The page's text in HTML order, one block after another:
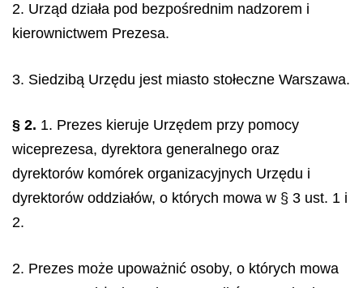
2. Urząd działa pod bezpośrednim nadzorem i
kierownictwem Prezesa.
3. Siedzibą Urzędu jest miasto stołeczne Warszawa.
§ 2. 1. Prezes kieruje Urzędem przy pomocy
wiceprezesa, dyrektora generalnego oraz
dyrektorów komórek organizacyjnych Urzędu i
dyrektorów oddziałów, o których mowa w § 3 ust. 1 i
2.
2. Prezes może upoważnić osoby, o których mowa